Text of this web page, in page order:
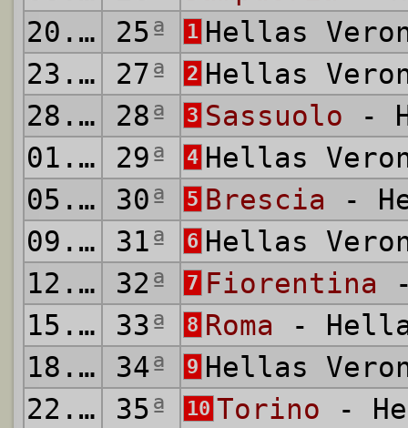
20.06.2020
25ª 1 Hellas
23.06.2020
27ª 2 Hellas
28.06.2020
28ª 3 Sassuolo -
01.07.2020
29ª 4 Hellas
05.07.2020
30ª 5 Brescia -
09.07.2020
31ª 6 Hellas
12.07.2020
32ª 7 Fiorentina
15.07.2020
33ª 8 Roma -
18.07.2020
34ª 9 Hellas
22.07.2020
35ª 10 Torino -